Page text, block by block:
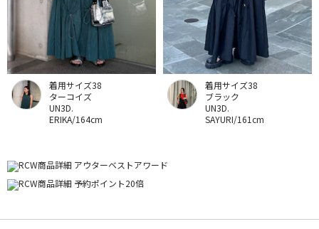
着用サイズ38
ターコイズ
UN3D.
ERIKA/164cm
着用サイズ38
ブラック
UN3D.
SAYURI/161cm